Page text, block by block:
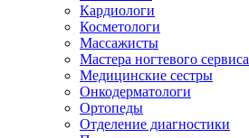
Кардиологи
Косметологи
Массажисты
Мастера ногтевого сервиса
Медицинские сестры
Онкодерматологи
Ортопеды
Отделение диагностики